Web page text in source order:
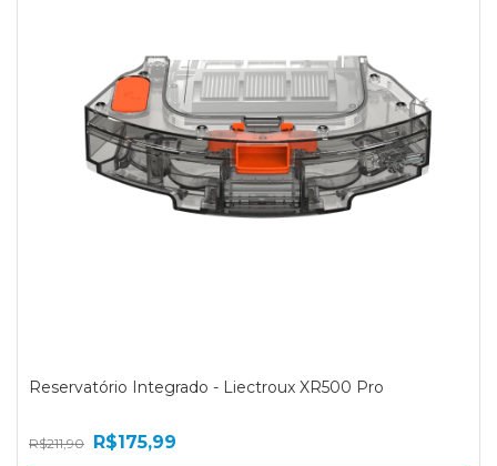
Reservatório Integrado - Liectroux XR500 Pro
R$211,90 R$175,99